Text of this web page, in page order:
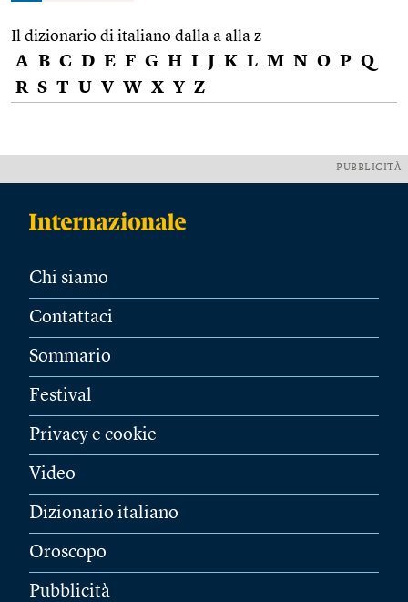
Il dizionario di italiano dalla a alla z
A B C D E F G H I J K L M N O P Q
R S T U V W X Y Z
PUBBLICITÀ
Chi siamo
Contattaci
Sommario
Festival
Privacy e cookie
Video
Dizionario italiano
Oroscopo
Pubblicità